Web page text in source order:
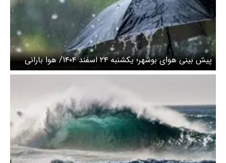
پیش بینی هوای بوشهر؛ یکشنبه ۲۴ اسفند ۱۴۰۴/ هوا بارانی
می شود